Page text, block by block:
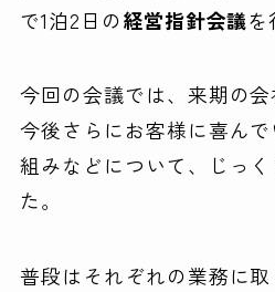
で1泊2日の経営指針会議を
今回の会議では、来期の会
今後さらにお客様に喜ん
組みなどについて、じっ
た。
普段はそれぞれの業務に